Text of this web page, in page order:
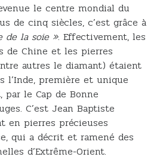
le centre mondial du
de cinq siècles, c’est grâce à
de la soie ». Effectivement, les
de Chine et les pierres
autres le diamant) étaient
l’Inde, première et unique
par le Cap de Bonne
C’est Jean Baptiste
en pierres précieuses
qui a décrit et ramené des
d’Extrême-Orient.